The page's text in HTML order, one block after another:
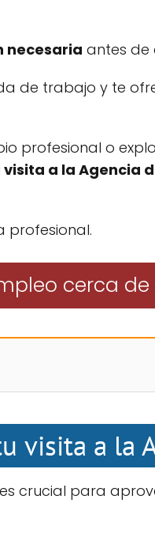
necesaria antes de
de trabajo y te
profesional o
a la Agencia
profesional.
cerca
visita a la
crucial para